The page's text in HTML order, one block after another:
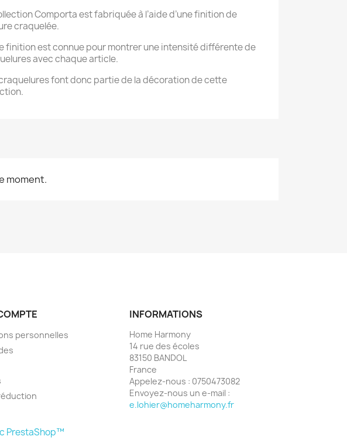
Comporta est fabriquée à l’aide d’une finition de
craquelée.
finition est connue pour montrer une intensité différente de
avec chaque article.
font donc partie de la décoration de cette
moment.
personnelles
INFORMATIONS
Home Harmony
14 rue des écoles
83150 BANDOL
France
Appelez-nous : 0750473082
Envoyez-nous un e-mail :
e.lohier@homeharmony.fr
PrestaShop™